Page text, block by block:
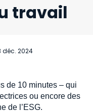
travail
déc. 2024
de 10 minutes – qui
ou encore des
de l’ESG.